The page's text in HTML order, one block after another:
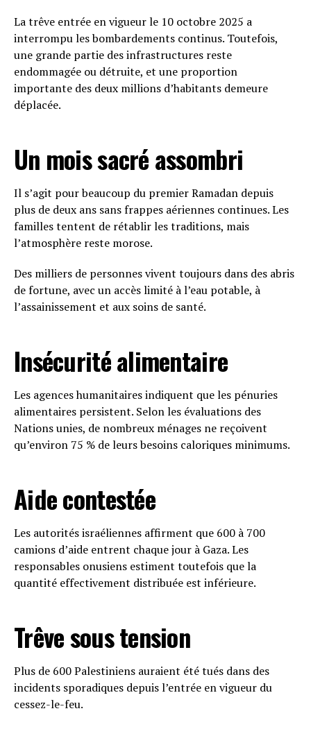
La trêve entrée en vigueur le 10 octobre 2025 a
interrompu les bombardements continus. Toutefois,
une grande partie des infrastructures reste
endommagée ou détruite, et une proportion
importante des deux millions d’habitants demeure
déplacée.
Un mois sacré assombri
Il s’agit pour beaucoup du premier Ramadan depuis
plus de deux ans sans frappes aériennes continues. Les
familles tentent de rétablir les traditions, mais
l’atmosphère reste morose.
Des milliers de personnes vivent toujours dans des abris
de fortune, avec un accès limité à l’eau potable, à
l’assainissement et aux soins de santé.
Insécurité alimentaire
Les agences humanitaires indiquent que les pénuries
alimentaires persistent. Selon les évaluations des
Nations unies, de nombreux ménages ne reçoivent
qu’environ 75 % de leurs besoins caloriques minimums.
Aide contestée
Les autorités israéliennes affirment que 600 à 700
camions d’aide entrent chaque jour à Gaza. Les
responsables onusiens estiment toutefois que la
quantité effectivement distribuée est inférieure.
Trêve sous tension
Plus de 600 Palestiniens auraient été tués dans des
incidents sporadiques depuis l’entrée en vigueur du
cessez-le-feu.